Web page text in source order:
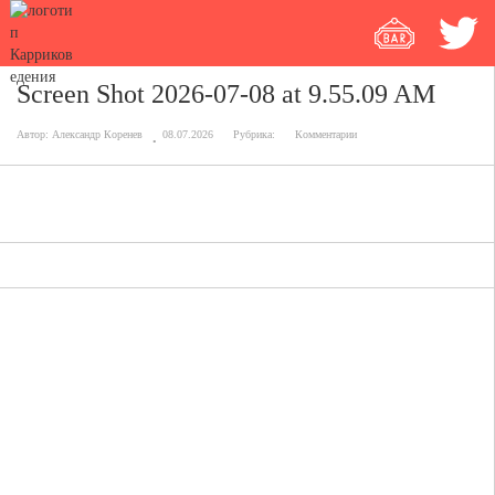
Screen Shot 2026-07-08 at 9.55.09 AM
Автор: Александр Коренев 08.07.2026 Рубрика: Комментарии